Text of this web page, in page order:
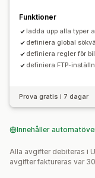
Funktioner
ladda upp alla typer
definiera global
definiera regler för
definiera FTP-
Prova gratis i 7 dagar
Innehåller
Alla avgifter debiteras i
avgifter faktureras var